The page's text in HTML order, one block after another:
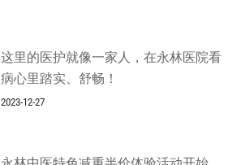
这里的医护就像一家人，在永林医院看
病心里踏实、舒畅！
2023-12-27